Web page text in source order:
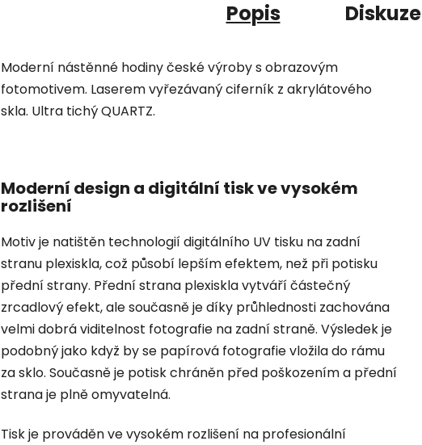
Popis Diskuze
Moderní nástěnné hodiny české výroby s obrazovým
fotomotivem. Laserem vyřezávaný ciferník z akrylátového
skla. Ultra tichý QUARTZ.
Moderní design a digitální tisk ve vysokém
rozlišení
Motiv je natištěn technologií digitálního UV tisku na zadní
stranu plexiskla, což působí lepším efektem, než při potisku
přední strany. Přední strana plexiskla vytváří částečný
zrcadlový efekt, ale současně je díky průhlednosti zachována
velmi dobrá viditelnost fotografie na zadní straně. Výsledek je
podobný jako když by se papírová fotografie vložila do rámu
za sklo. Současně je potisk chráněn před poškozením a přední
strana je plně omyvatelná.
Tisk je prováděn ve vysokém rozlišení na profesionální